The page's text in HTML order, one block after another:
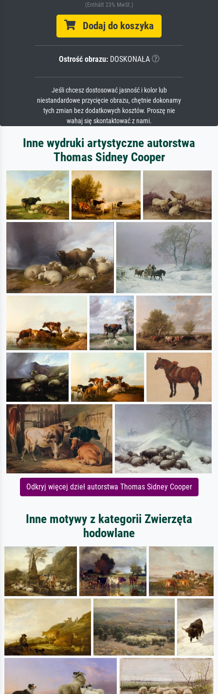
(Enthält 23% MwSt.)
Dodaj do koszyka
Ostrość obrazu:DOSKONAŁA
Jeśli chcesz dostosować jasność i kolor lub
niestandardowe przycięcie obrazu, chętnie dokonamy
tych zmian bez dodatkowych kosztów. Proszę nie
wahaj się skontaktować z nami.
Inne wydruki artystyczne autorstwa
Thomas Sidney Cooper
Odkryj więcej dzieł autorstwa Thomas Sidney Cooper
Inne motywy z kategorii Zwierzęta
hodowlane